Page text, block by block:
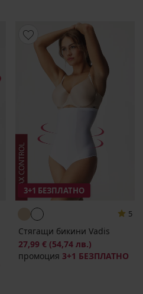
3+1 БЕЗПЛАТНО
5
Стягащи бикини Vadis
27,99 € (54,74 лв.)
промоция 3+1 БЕЗПЛАТНО